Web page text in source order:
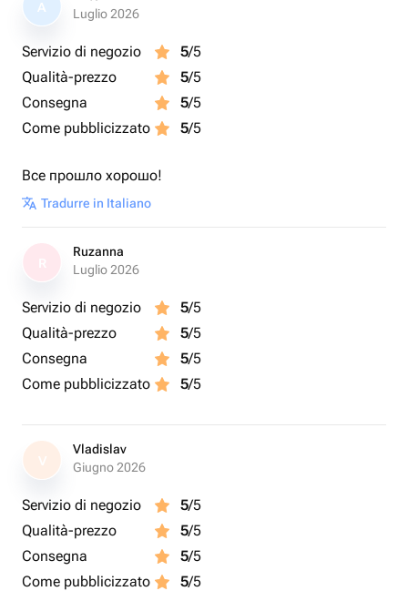
A
Luglio 2026
Servizio di negozio 5/5
Qualità-prezzo
5/5
Consegna
5/5
Come pubblicizzato
5/5
Все прошло хорошо!
Tradurre in Italiano
Ruzanna
Luglio 2026
Servizio di negozio 5/5
Qualità-prezzo
5/5
Consegna
5/5
Come pubblicizzato
5/5
V
Vladislav
Giugno 2026
Servizio di negozio 5/5
Qualità-prezzo
5/5
Consegna
5/5
Come pubblicizzato
5/5